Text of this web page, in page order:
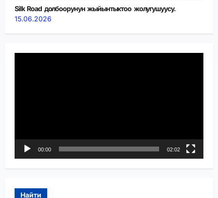
Silk Road долбоорунун жыйынтыктоо жолугушуусу.
15.06.2026
00:00 02:02
Найти